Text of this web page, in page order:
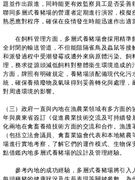
題並作出跟進，同時能更有效監察員工是否妥善
聯同多層式養豬場的營運者定期進行演習，模擬
熟悉應對程序，確保在疫情發生時能迅速作出適
在飼料管理方面，多層式養豬場會採用精準
全封閉的輸送管道，不但能阻隔雀鳥及蟲鼠等接
和派發過程中受潮發霉或遭外來病原體污染。飼
理，務求從源頭減低飼料對整體衞生環境造成的
方面，牌照有明確規定，養豬場須配備現代化污
統，確保養殖廢物及氣味得到妥善轉化與處理，
對周邊環境的影響。
（三）政府一直與內地在漁農業領域有多方面
年與廣東省簽訂《促進農業技術交流及可持續發
化兩地在禽畜養殖技術方面的交流和合作。漁護
（包括立法會議員、禽畜業協會代表和本地豬
場進行實地考察，了解它們的運作模式、生物保
點借鑑內地多層式養豬場的設計及管理經驗。
參考內地的成功經驗，多層式養豬場將引入